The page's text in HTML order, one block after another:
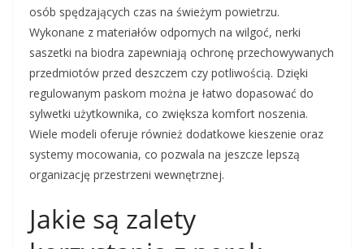
osób spędzających czas na świeżym powietrzu.
Wykonane z materiałów odpornych na wilgoć, nerki
saszetki na biodra zapewniają ochronę przechowywanych
przedmiotów przed deszczem czy potliwością. Dzięki
regulowanym paskom można je łatwo dopasować do
sylwetki użytkownika, co zwiększa komfort noszenia.
Wiele modeli oferuje również dodatkowe kieszenie oraz
systemy mocowania, co pozwala na jeszcze lepszą
organizację przestrzeni wewnętrznej.
Jakie są zalety